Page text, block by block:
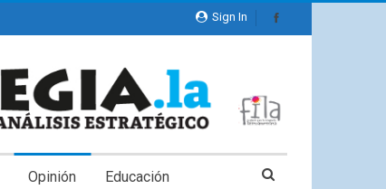
Sign In
Opinión Educación